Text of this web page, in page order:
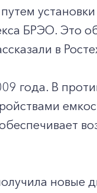
установки
БРЭО. Это
в
года. В
новые